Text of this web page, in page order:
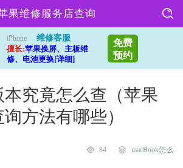
果维修服务店查询
iPhone
维修客服
擅长:苹果换屏、主板维
修、电池更换[详细]
免费
预约
究竟怎么查（苹果
方法有哪些）
84 macBook怎么样